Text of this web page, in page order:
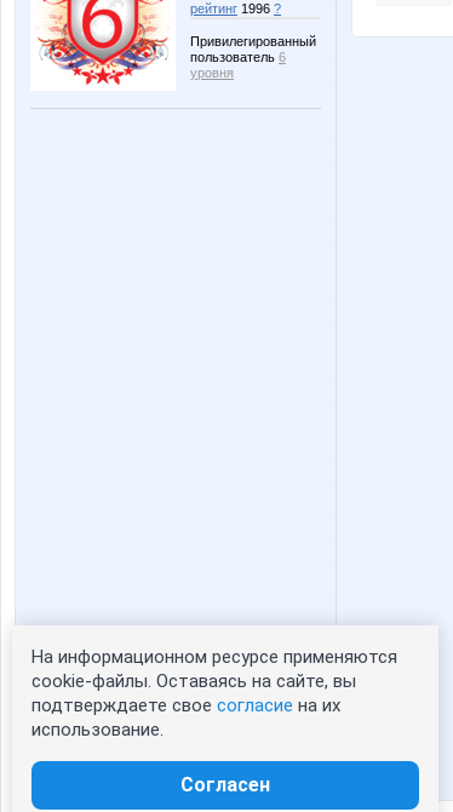
рейтинг 1996 ?
Привилегированный
пользователь 6
уровня
Статистика портрета:
сейчас просматривают портрет - 0
зарегистрированные пользователи
На информационном ресурсе применяются
cookie-файлы. Оставаясь на сайте, вы
подтверждаете свое согласие на их
использование.
Согласен